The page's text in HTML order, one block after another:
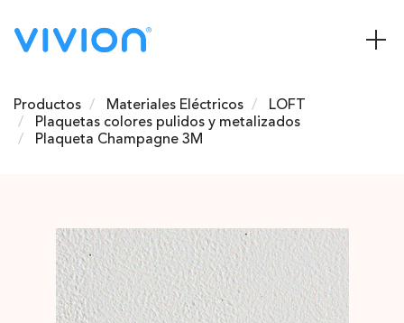
Productos Materiales Eléctricos
LOFT
Plaquetas colores pulidos y metalizados
Plaqueta Champagne 3M